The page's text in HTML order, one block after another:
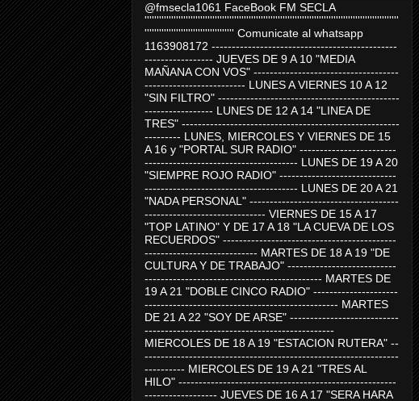
@fmsecla1061 FaceBook FM SECLA
'''''''''''''''''''''''''''''''''''''''''''''''''''''''''''''''''''''''''''''''''''''''''''''''''''''''''
''''''''''''''''''''''''''''''''''''' Comunicate al whatsapp
1163908172 ----------------------------------------------
----------------- JUEVES DE 9 A 10 "MEDIA
MAÑANA CON VOS" ------------------------------------
------------------------- LUNES A VIERNES 10 A 12
"SIN FILTRO" ---------------------------------------------
----------------- LUNES DE 12 A 14 "LINEA DE
TRES" ------------------------------------------------------
--------- LUNES, MIERCOLES Y VIERNES DE 15
A 16 y "PORTAL SUR RADIO" ------------------------
-------------------------------------- LUNES DE 19 A 20
"SIEMPRE ROJO RADIO" -----------------------------
-------------------------------------- LUNES DE 20 A 21
"NADA PERSONAL" -------------------------------------
------------------------------ VIERNES DE 15 A 17
"TOP LATINO" Y DE 17 A 18 "LA CUEVA DE LOS
RECUERDOS" -------------------------------------------
---------------------------- MARTES DE 18 A 19 "DE
CULTURA Y DE TRABAJO" ---------------------------
-------------------------------------------- MARTES DE
19 A 21 "DOBLE CINCO RADIO" ---------------------
------------------------------------------------ MARTES
DE 21 A 22 "SOY DE ARSE" ---------------------------
-----------------------------------------------
MIERCOLES DE 18 A 19 "ESTACION RUTERA" --
---------------------------------------------------------------
---------- MIERCOLES DE 19 A 21 "TRES AL
HILO" ------------------------------------------------------
------------------ JUEVES DE 16 A 17 "SERA HARA